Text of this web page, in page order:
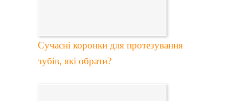
Сучасні коронки для протезування
зубів, які обрати?